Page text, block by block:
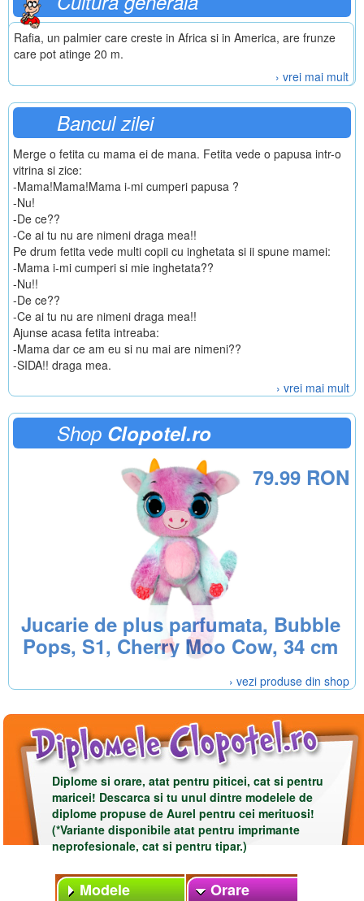
Rafia, un palmier care creste in Africa si in America, are frunze
care pot atinge 20 m.
› vrei mai mult
Bancul zilei
Merge o fetita cu mama ei de mana. Fetita vede o papusa intr-o
vitrina si zice:
-Mama!Mama!Mama i-mi cumperi papusa ?
-Nu!
-De ce??
-Ce ai tu nu are nimeni draga mea!!
Pe drum fetita vede multi copii cu inghetata si ii spune mamei:
-Mama i-mi cumperi si mie inghetata??
-Nu!!
-De ce??
-Ce ai tu nu are nimeni draga mea!!
Ajunse acasa fetita intreaba:
-Mama dar ce am eu si nu mai are nimeni??
-SIDA!! draga mea.
› vrei mai mult
Shop Clopotel.ro
Jucarie de plus parfumata, Bubble
Pops, S1, Cherry Moo Cow, 34 cm
79.99 RON
› vezi produse din shop
Diplome si orare, atat pentru piticei, cat si pentru
maricei! Descarca si tu unul dintre modelele de
diplome propuse de Aurel pentru cei merituosi!
(*Variante disponibile atat pentru imprimante
neprofesionale, cat si pentru tipar.)
Modele
Orare